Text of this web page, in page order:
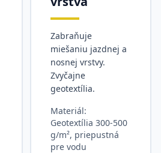
Zabraňuje
miešaniu jazdnej a
nosnej vrstvy.
Zvyčajne
geotextília.
Materiál:
Geotextília 300-500
g/m², priepustná
pre vodu